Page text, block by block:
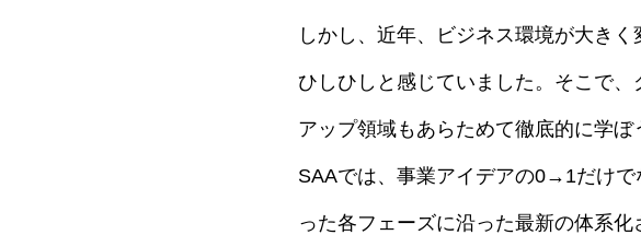
しかし、近年、ビジネス環境が大き
ひしひしと感じていました。そこで
アップ領域もあらためて徹底的に学ぼ
SAAでは、事業アイデアの0→1だけ
った各フェーズに沿った最新の体系